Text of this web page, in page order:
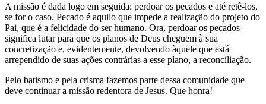
A missão é dada logo em seguida: perdoar os pecados e até retê-los,
se for o caso. Pecado é aquilo que impede a realização do projeto do
Pai, que é a felicidade do ser humano. Ora, perdoar os pecados
significa lutar para que os planos de Deus cheguem à sua
concretização e, evidentemente, devolvendo àquele que está
arrependido de suas ações contrárias a esse plano, a reconciliação.
Pelo batismo e pela crisma fazemos parte dessa comunidade que
deve continuar a missão redentora de Jesus. Que honra!